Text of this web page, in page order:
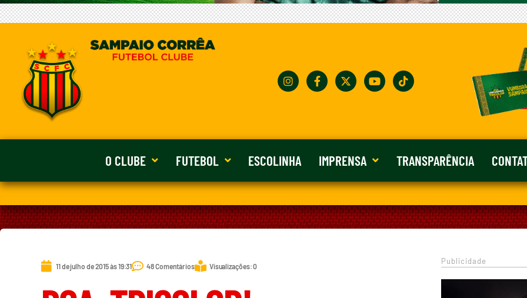
O CLUBE FUTEBOL ESCOLINHA IMPRENSA TRANSPARÊNCIA
11 de julho de 2015 às 19:31 48 Comentários Visualizações: 0
Publicidade